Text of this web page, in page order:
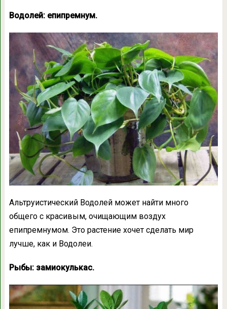
Водолей: епипремнум.
Альтруистический Водолей может найти много
общего с красивым, очищающим воздух
епипремнумом. Это растение хочет сделать мир
лучше, как и Водолеи.
Рыбы: замиокулькас.